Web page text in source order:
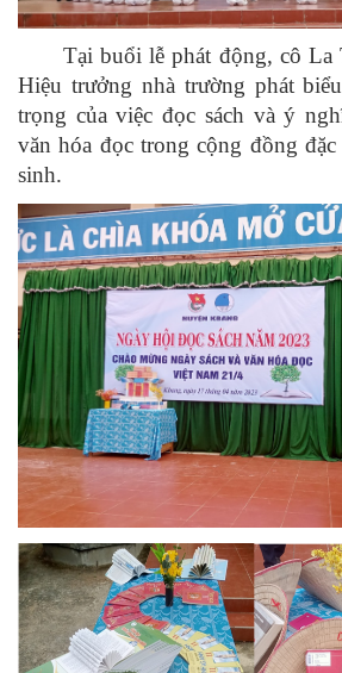
Tại buổi lễ phát động, cô La
Hiệu trưởng nhà trường phát
trọng của việc đọc sách và ý
văn hóa đọc trong cộng đồng
sinh.